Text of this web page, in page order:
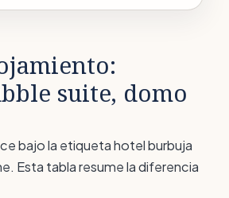
suite, domo
bajo la etiquetahotel burbuja
Esta tabla resume la diferencia